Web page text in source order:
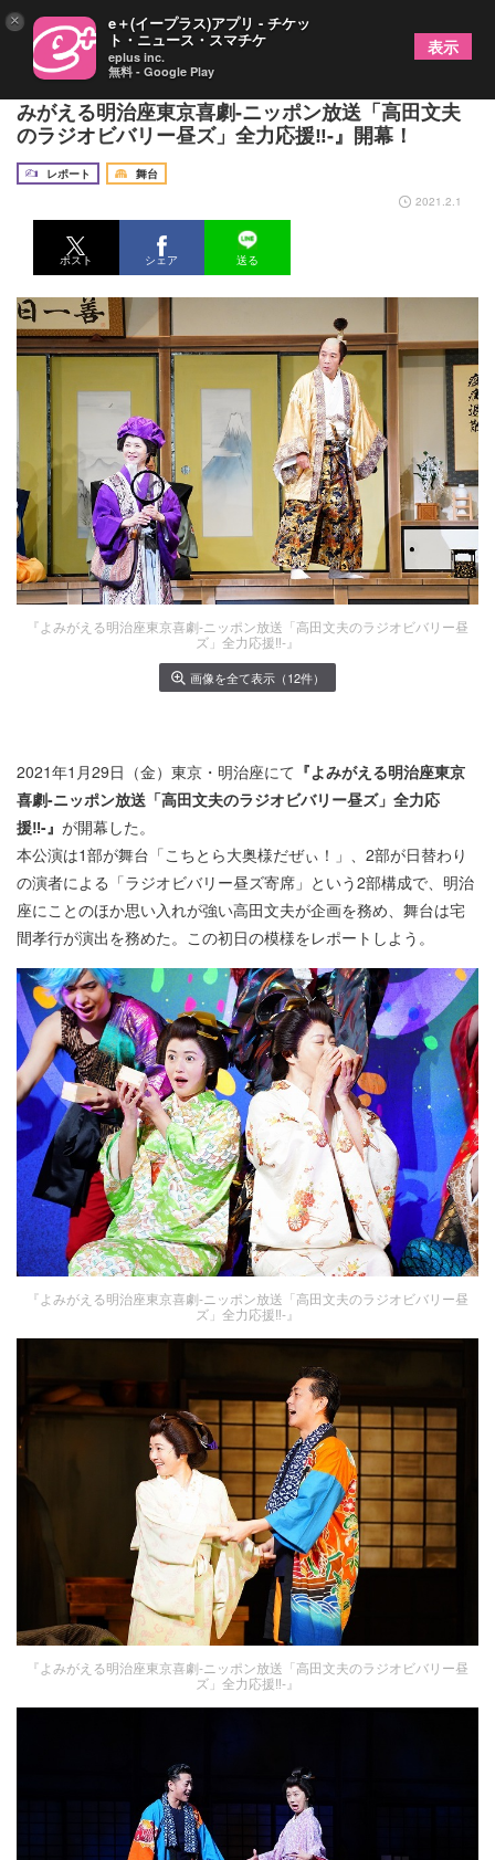
田中美佐子のコメディエンジンに火が付いた！『よ
みがえる明治座東京喜劇-ニッポン放送「高田文夫
のラジオビバリー昼ズ」全力応援‼-』開幕！
レポート
舞台
2021.2.1
ポスト シェア 送る
『よみがえる明治座東京喜劇-ニッポン放送「高田文夫のラジオビバリー昼
ズ」全力応援‼-』
画像を全て表示（12件）
2021年1月29日（金）東京・明治座にて 『よみがえる明治座東京
喜劇-ニッポン放送「高田文夫のラジオビバリー昼ズ」全力応
援‼-』 が開幕した。
本公演は1部が舞台「こちとら大奥様だぜぃ！」、2部が日替わり
の演者による「ラジオビバリー昼ズ寄席」という2部構成で、明治
座にことのほか思い入れが強い高田文夫が企画を務め、舞台は宅
間孝行が演出を務めた。この初日の模様をレポートしよう。
『よみがえる明治座東京喜劇-ニッポン放送「高田文夫のラジオビバリー昼
ズ」全力応援‼-』
『よみがえる明治座東京喜劇-ニッポン放送「高田文夫のラジオビバリー昼
ズ」全力応援‼-』
× e＋(イープラス)アプリ - チケッ
ト・ニュース・スマチケ
eplus inc.
無料 - Google Play
表示